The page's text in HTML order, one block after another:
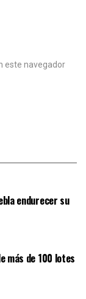
este navegador
endurecer su
más de 100 lotes